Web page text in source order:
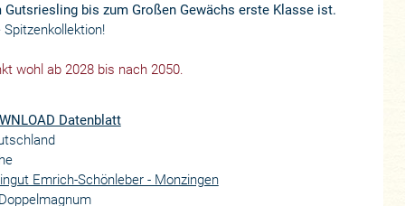
bis zum Großen Gewächs erste Klasse ist.
wohl ab 2028 bis nach 2050.
Datenblatt
Emrich-Schönleber - Monzingen